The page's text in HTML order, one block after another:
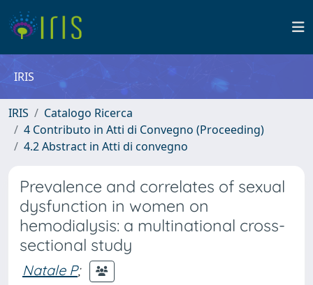
IRIS
IRIS
Catalogo Ricerca
4 Contributo in Atti di Convegno (Proceeding)
4.2 Abstract in Atti di convegno
Prevalence and correlates of sexual
dysfunction in women on
hemodialysis: a multinational cross-
sectional study
Natale P;